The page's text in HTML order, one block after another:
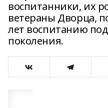
воспитанники, их
ветераны Дворца,
лет воспитанию
поколения.